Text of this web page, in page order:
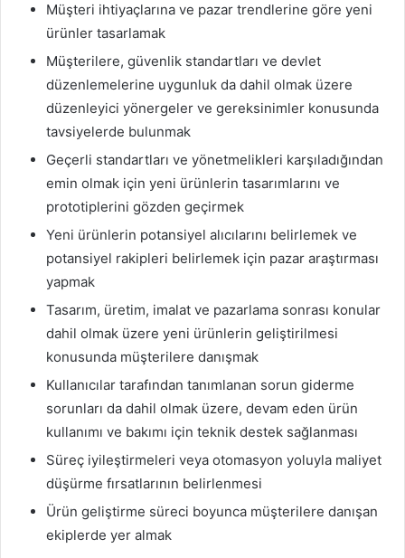
Müşteri ihtiyaçlarına ve pazar trendlerine göre yeni
ürünler tasarlamak
Müşterilere, güvenlik standartları ve devlet
düzenlemelerine uygunluk da dahil olmak üzere
düzenleyici yönergeler ve gereksinimler konusunda
tavsiyelerde bulunmak
Geçerli standartları ve yönetmelikleri karşıladığından
emin olmak için yeni ürünlerin tasarımlarını ve
prototiplerini gözden geçirmek
Yeni ürünlerin potansiyel alıcılarını belirlemek ve
potansiyel rakipleri belirlemek için pazar araştırması
yapmak
Tasarım, üretim, imalat ve pazarlama sonrası konular
dahil olmak üzere yeni ürünlerin geliştirilmesi
konusunda müşterilere danışmak
Kullanıcılar tarafından tanımlanan sorun giderme
sorunları da dahil olmak üzere, devam eden ürün
kullanımı ve bakımı için teknik destek sağlanması
Süreç iyileştirmeleri veya otomasyon yoluyla maliyet
düşürme fırsatlarının belirlenmesi
Ürün geliştirme süreci boyunca müşterilere danışan
ekiplerde yer almak